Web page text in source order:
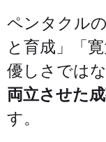
ペンタクル
と育成」「
優しさでは
両立させた
す。